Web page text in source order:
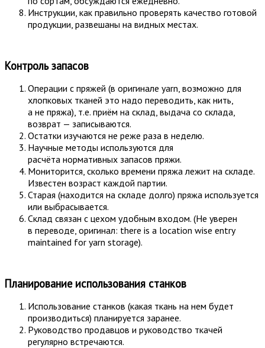
Инструкции, как правильно проверять качество готовой
продукции, развешаны на видных местах.
Контроль запасов
Операции с пряжей (в оригинале yarn, возможно для
хлопковых тканей это надо переводить, как нить,
а не пряжа), т.е. приём на склад, выдача со склада,
возврат — записываются.
Остатки изучаются не реже раза в неделю.
Научные методы используются для
расчёта нормативных запасов пряжи.
Мониторится, сколько времени пряжа лежит на складе.
Известен возраст каждой партии.
Старая (находится на складе долго) пряжа используется
или выбрасывается.
Склад связан с цехом удобным входом. (Не уверен
в переводе, оригинал: there is a location wise entry
maintained for yarn storage).
Планирование использования станков
Использование станков (какая ткань на нем будет
производиться) планируется заранее.
Руководство продавцов и руководство ткачей
регулярно встречаются.